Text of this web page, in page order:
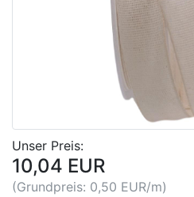
Unser Preis:
10,04 EUR
(Grundpreis: 0,50 EUR/m)